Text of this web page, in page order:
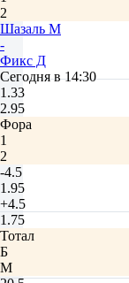
2
Шазаль М
-
Фикс Д
Сегодня в 14:30
1.33
2.95
Фора
1
2
-4.5
1.95
+4.5
1.75
Тотал
Б
М